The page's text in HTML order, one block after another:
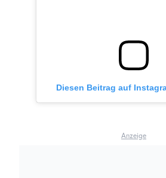
Diesen Beitrag auf
Anzeige